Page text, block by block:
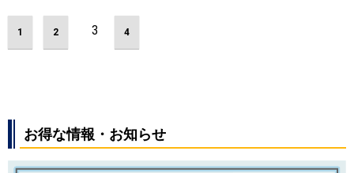
1 2 3 4
お得な情報・お知らせ